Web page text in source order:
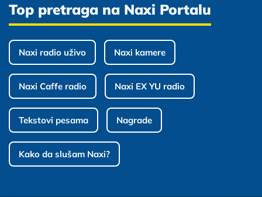
Top pretraga na Naxi Portalu
Naxi radio uživo Naxi kamere
Naxi Caffe radio Naxi EX YU radio
Tekstovi pesama Nagrade
Kako da slušam Naxi?